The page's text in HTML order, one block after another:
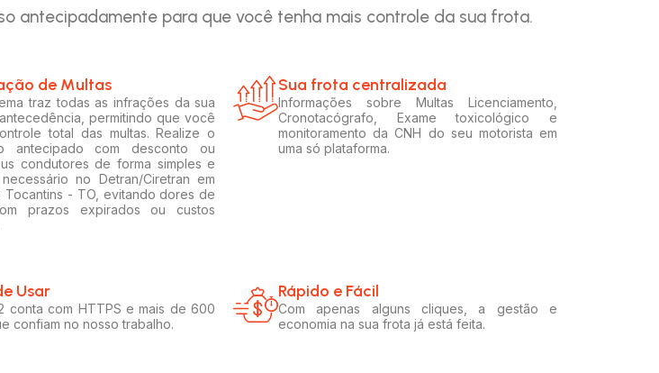
antecipadamente para que você tenha mais controle da sua frota.
de Multas
traz todas as infrações da sua
permitindo que você
total das multas. Realize o
antecipado com desconto ou
condutores de forma simples e
no Detran/Ciretran em
Tocantins - TO, evitando dores de
prazos expirados ou custos
Sua frota centralizada​
Informações sobre Multas Licenciamento,
Cronotacógrafo, Exame toxicológico e
monitoramento da CNH do seu motorista em
uma só plataforma.
Usar​
conta com HTTPS e mais de 600
confiam no nosso trabalho.
Rápido e Fácil​
Com apenas alguns cliques, a gestão e
economia na sua frota já está feita.